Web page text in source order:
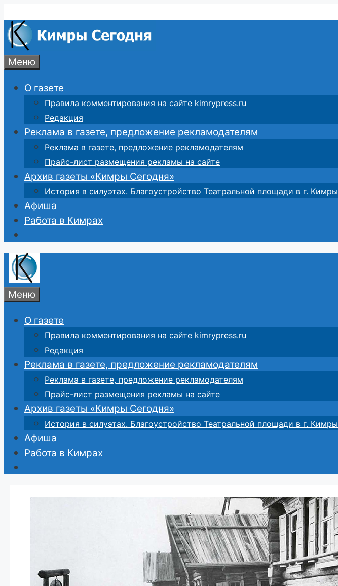
к
содержимому
Меню
О газете
Правила комментирования на сайте kimrypress.ru
Редакция
Реклама в газете, предложение рекламодателям
Реклама в газете, предложение рекламодателям
Прайс-лист размещения рекламы на сайте
Архив газеты «Кимры Сегодня»
История в силуэтах. Благоустройство Театральной площади в г. Кимры
Афиша
Работа в Кимрах
Меню
О газете
Правила комментирования на сайте kimrypress.ru
Редакция
Реклама в газете, предложение рекламодателям
Реклама в газете, предложение рекламодателям
Прайс-лист размещения рекламы на сайте
Архив газеты «Кимры Сегодня»
История в силуэтах. Благоустройство Театральной площади в г. Кимры
Афиша
Работа в Кимрах